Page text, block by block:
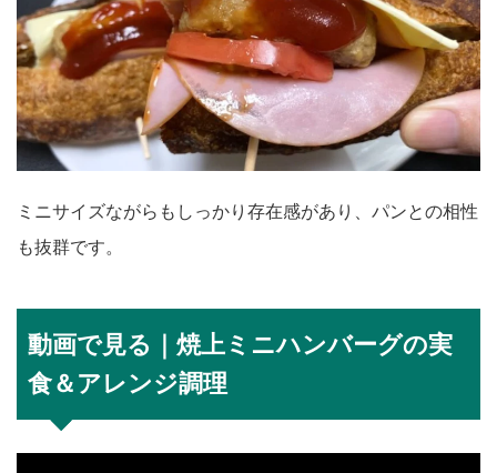
ミニサイズながらもしっかり存在感があり、パンとの相性
も抜群です。
動画で見る｜焼上ミニハンバーグの実
食＆アレンジ調理